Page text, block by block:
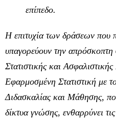
επίπεδο.
Η επιτυχία των δράσεων που
υπαγορεύουν την απρόσκοπτη
Στατιστικής και
Εφαρμοσμένη Στατιστική με
Διδασκαλίας και Μάθησης,
δίκτυα γνώσης, ενθαρρύνει